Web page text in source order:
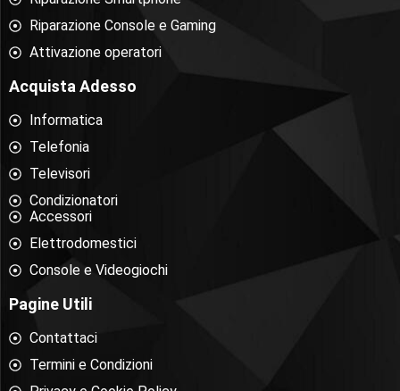
Riparazione Console e Gaming
Attivazione operatori
Acquista Adesso
Informatica
Telefonia
Televisori
Condizionatori
Accessori
Elettrodomestici
Console e Videogiochi
Pagine Utili
Contattaci
Termini e Condizioni